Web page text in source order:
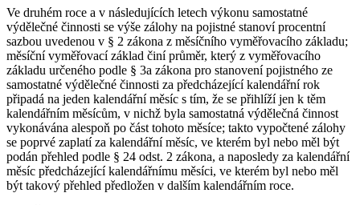
Ve druhém roce a v následujících letech výkonu samostatné
výdělečné činnosti se výše zálohy na pojistné stanoví procentní
sazbou uvedenou v § 2 zákona z měsíčního vyměřovacího základu;
měsíční vyměřovací základ činí průměr, který z vyměřovacího
základu určeného podle § 3a zákona pro stanovení pojistného ze
samostatné výdělečné činnosti za předcházející kalendářní rok
připadá na jeden kalendářní měsíc s tím, že se přihlíží jen k těm
kalendářním měsícům, v nichž byla samostatná výdělečná činnost
vykonávána alespoň po část tohoto měsíce; takto vypočtené zálohy
se poprvé zaplatí za kalendářní měsíc, ve kterém byl nebo měl být
podán přehled podle § 24 odst. 2 zákona, a naposledy za kalendářní
měsíc předcházející kalendářnímu měsíci, ve kterém byl nebo měl
být takový přehled předložen v dalším kalendářním roce.